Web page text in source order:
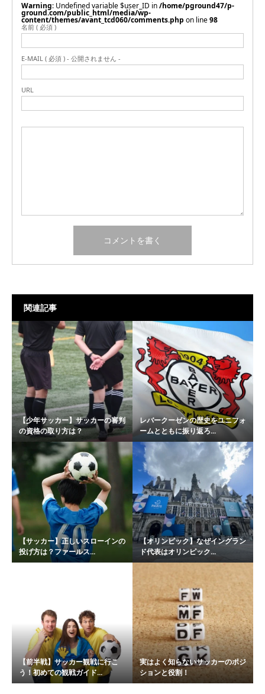
Warning : Undefined variable $user_ID in/home/pground47/p-
ground.com/public_html/media/wp-
content/themes/avant_tcd060/comments.php on line98
名前 ( 必須 )
E-MAIL ( 必須 ) - 公開されません -
URL
関連記事
【少年サッカー】サッカーの審判
の資格の取り方は？
レバークーゼンの歴史をユニフォ
ームとともに振り返ろ...
【サッカー】正しいスローインの
投げ方は？ファールス...
【オリンピック】なぜイングラン
ド代表はオリンピック...
【前半戦】サッカー観戦に行こ
う！初めての観戦ガイド...
実はよく知らないサッカーのポジ
ションと役割！